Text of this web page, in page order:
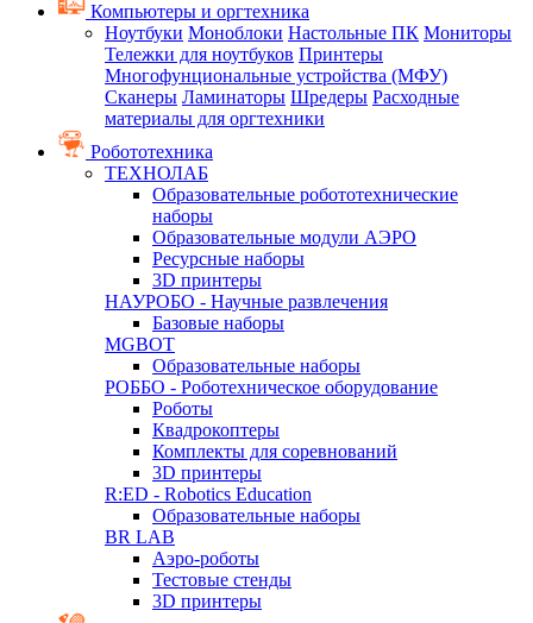
Компьютеры и оргтехника
Ноутбуки Моноблоки Настольные ПК Мониторы
Тележки для ноутбуков Принтеры
Многофунциональные устройства (МФУ)
Сканеры Ламинаторы Шредеры Расходные
материалы для оргтехники
Робототехника
ТЕХНОЛАБ
Образовательные робототехнические
наборы
Образовательные модули АЭРО
Ресурсные наборы
3D принтеры
НАУРОБО - Научные развлечения
Базовые наборы
MGBOT
Образовательные наборы
РОББО - Роботехническое оборудование
Роботы
Квадрокоптеры
Комплекты для соревнований
3D принтеры
R:ED - Robotics Education
Образовательные наборы
BR LAB
Аэро-роботы
Тестовые стенды
3D принтеры